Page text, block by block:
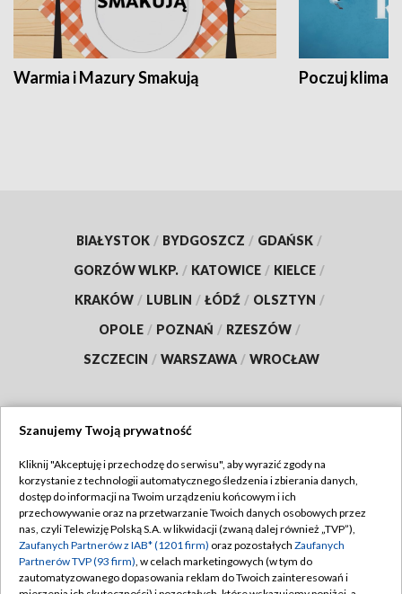
Warmia i Mazury Smakują Poczuj klimat
BIAŁYSTOK / BYDGOSZCZ / GDAŃSK /
GORZÓW WLKP. / KATOWICE / KIELCE /
KRAKÓW / LUBLIN / ŁÓDŹ / OLSZTYN /
OPOLE / POZNAŃ / RZESZÓW /
SZCZECIN / WARSZAWA / WROCŁAW
TVP
Abonament TVP
Emisja w TVP
Centrum informacji TVP
Regulamin TVP
Polityka prywatności
Moje zgody
Szanujemy Twoją prywatność
Kliknij "Akceptuję i przechodzę do serwisu", aby wyrazić zgody na
korzystanie z technologii automatycznego śledzenia i zbierania danych,
dostęp do informacji na Twoim urządzeniu końcowym i ich
przechowywanie oraz na przetwarzanie Twoich danych osobowych przez
nas, czyli Telewizję Polską S.A. w likwidacji (zwaną dalej również „TVP”),
Zaufanych Partnerów z IAB* (1201 firm) oraz pozostałych Zaufanych
Partnerów TVP (93 firm), w celach marketingowych (w tym do
zautomatyzowanego dopasowania reklam do Twoich zainteresowań i